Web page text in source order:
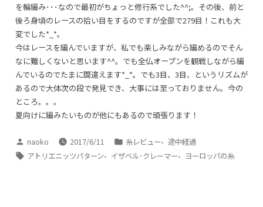
を輪編み･･･なので最初がちょっと修行系でした^^;。その後、前と
後ろ身頃のレースの拾い目をするのですが全部で279目！これも大
変でした*_*。
今はレースを編んでいますが、私でも楽しみながら編めるのでそん
なに難しくないと思います^^。でも全仏オープンを観戦しながら編
んでいるのでたまに間違えます*_*。でも3目、3目、というリズムが
あるので大体次の段で発見でき、大事には至っておりません。今の
ところ。。。
夏向けに編みたいものが他にもあるので頑張ります！
投
稿
naoko 2017/6/11
カ
テ
糸レビュー、 途中経過
タ
アトリエニッツパターン、 イザベル･クレーマー、 ヨーロッパの糸